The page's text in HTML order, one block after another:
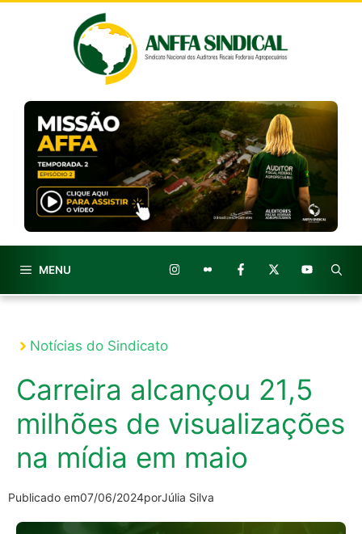
MENU
Notícias do Sindicato
Carreira alcançou 21,5
milhões de visualizações
na mídia em maio
Publicado em07/06/2024porJúlia Silva